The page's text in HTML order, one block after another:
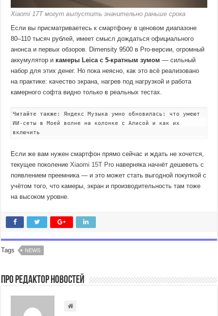
Xiaomi 17T могут выпустить значительно раньше срока
Если вы присматриваетесь к смартфону в ценовом диапазоне
80–110 тысяч рублей, имеет смысл дождаться официального
анонса и первых обзоров. Dimensity 9500 в Pro-версии, огромный
аккумулятор и камеры Leica с 5-кратным зумом — сильный
набор для этих денег. Но пока неясно, как это всё реализовано
на практике: качество экрана, нагрев под нагрузкой и работа
камерного софта видно только в реальных тестах.
Читайте также:
Яндекс Музыка умно обновилась: что умеют
ИИ-сеты в Моей волне на колонке с Алисой и как их
включить
Если же вам нужен смартфон прямо сейчас и ждать не хочется,
текущее поколениеXiaomi 15T Pro наверняка начнёт дешеветь с
появлением преемника — и это может стать выгодной покупкой с
учётом того, что камеры, экран и производительность там тоже
на высоком уровне.
Tags NEWS
Про Редактор Новостей